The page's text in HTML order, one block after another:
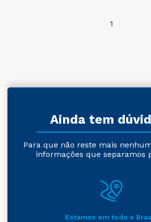
1
Ainda tem
Para que não reste mais
informações que separamos
Estamos em todo o